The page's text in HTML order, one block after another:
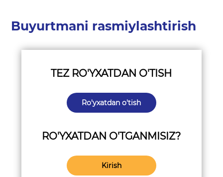
Buyurtmani rasmiylashtirish
TEZ RO'YXATDAN O'TISH
Ro'yxatdan o'tish
RO'YXATDAN O'TGANMISIZ?
Kirish